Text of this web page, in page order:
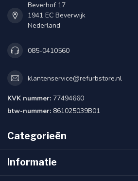
Beverhof 17
1941 EC Beverwijk
Nederland
085-0410560
klantenservice@refurbstore.nl
KVK nummer: 77494660
btw-nummer: 861025039B01
Categorieën
Informatie